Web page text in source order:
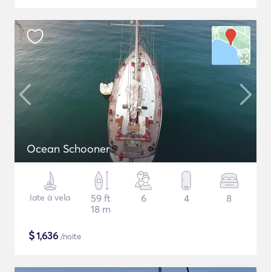
Ocean Schooner
Iate à vela
59 ft
18 m
6 4 8
$1,636 /noite